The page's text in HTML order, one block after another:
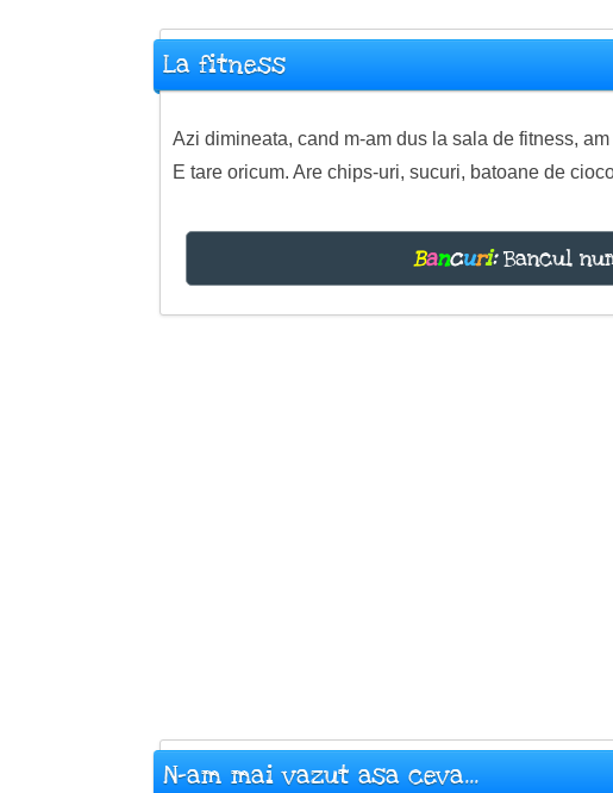
La fitness
Azi dimineata, cand m-am dus la sala de fitness,
E tare oricum. Are chips-uri, sucuri, batoane de
Bancuri:Bancul
N-am mai vazut asa ceva...